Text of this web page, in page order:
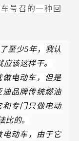
号召的一种回
至少5年，我认
该这样干。
电动车，但是
迪品牌传统燃油
和专门只做电动
比的。
电动车，由于它